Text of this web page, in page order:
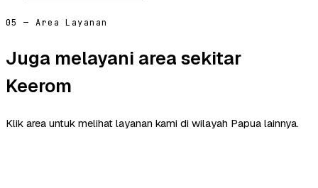
05 — Area Layanan
Juga melayani area sekitar
Keerom
Klik area untuk melihat layanan kami di wilayah Papua lainnya.